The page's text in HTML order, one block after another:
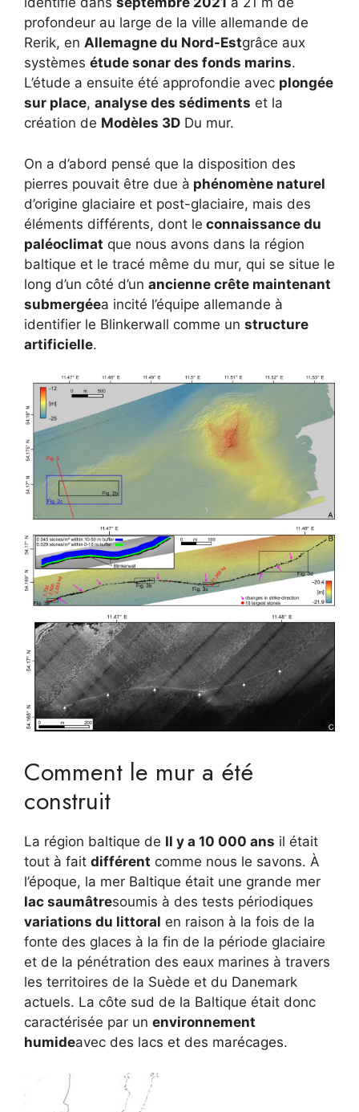
profondeur au large de la ville allemande de
Rerik, en Allemagne du Nord-Estgrâce aux
systèmes étude sonar des fonds marins.
L’étude a ensuite été approfondie avec plongée
sur place, analyse des sédiments et la
création de Modèles 3D Du mur.
On a d’abord pensé que la disposition des
pierres pouvait être due à phénomène naturel
d’origine glaciaire et post-glaciaire, mais des
éléments différents, dont le connaissance du
paléoclimat que nous avons dans la région
baltique et le tracé même du mur, qui se situe le
long d’un côté d’un ancienne crête maintenant
submergéea incité l’équipe allemande à
identifier le Blinkerwall comme un structure
artificielle.
Comment le mur a été
construit
La région baltique de Il y a 10 000 ans il était
tout à fait différent comme nous le savons. À
l’époque, la mer Baltique était une grande mer
lac saumâtresoumis à des tests périodiques
variations du littoral en raison à la fois de la
fonte des glaces à la fin de la période glaciaire
et de la pénétration des eaux marines à travers
les territoires de la Suède et du Danemark
actuels. La côte sud de la Baltique était donc
caractérisée par un environnement
humideavec des lacs et des marécages.